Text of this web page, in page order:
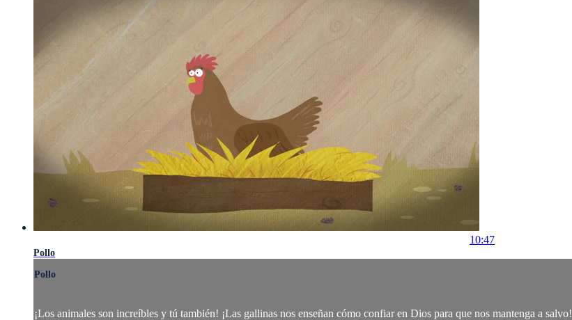
10:47
Pollo
Pollo
¡Los animales son increíbles y tú también! ¡Las gallinas nos enseñan cómo confiar en Dios para que nos mantenga a salvo!